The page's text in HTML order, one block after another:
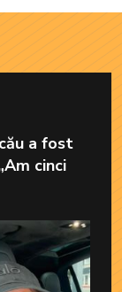
a fost
cinci